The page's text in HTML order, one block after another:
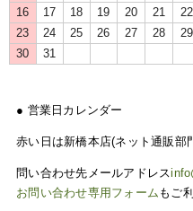
16
17 18 19 20 21
22
23
24 25 26 27 28
29
30
31
● 営業日カレンダー
赤い日は新橋本店(ネット通販部
問い合わせ先メールアドレス
お問い合わせ専用フォーム もご